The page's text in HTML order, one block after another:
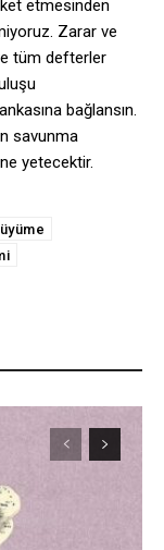
etmesinden
Zarar ve
tüm defterler
bağlansın.
savunma
yetecektir.